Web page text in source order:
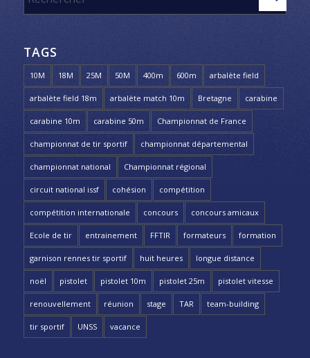
TAGS
10M 18M 25M 50M 400m 600m arbalète field
arbalète field 18m arbalète match 10m Bretagne carabine
carabine 10m carabine 50m Championnat de France
championnat de tir sportif championnat départemental
championnat national Championnat régional
circuit national issf cohésion compétition
compétition internationale concours concours amicaux
Ecole de tir entrainement FFTIR formateurs formation
garnison rennes tir sportif huit heures longue distance
noël pistolet pistolet 10m pistolet 25m pistolet vitesse
renouvellement réunion stage TAR team-building
tir sportif UNSS vacance